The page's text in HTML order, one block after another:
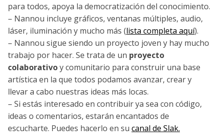
para todos, apoya la democratización del conocimiento.
– Nannou incluye gráficos, ventanas múltiples, audio,
láser, iluminación y mucho más (lista completa aquí).
– Nannou sigue siendo un proyecto joven y hay mucho
trabajo por hacer. Se trata de un proyecto
colaborativoy comunitario para construir una base
artística en la que todos podamos avanzar, crear y
llevar a cabo nuestras ideas más locas.
– Si estás interesado en contribuir ya sea con código,
ideas o comentarios, estarán encantados de
escucharte. Puedes hacerlo en su canal de Slak.